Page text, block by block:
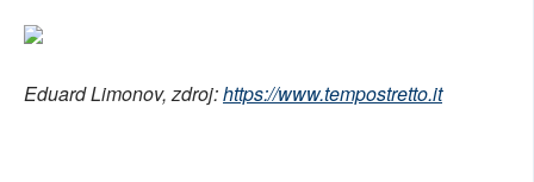
Eduard Limonov, zdroj:https://www.tempostretto.it